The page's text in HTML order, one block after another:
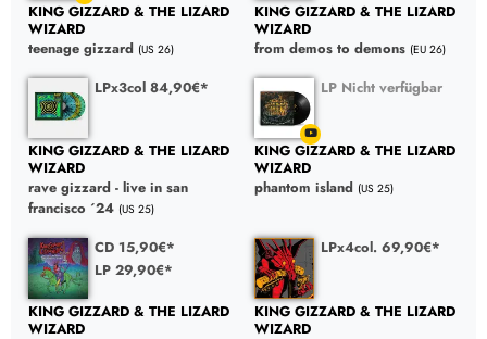
KING GIZZARD & THE LIZARD
WIZARD
teenage gizzard (US 26)
KING GIZZARD & THE LIZARD
WIZARD
from demos to demons (EU 26)
LPx3col 84,90€*
KING GIZZARD & THE LIZARD
WIZARD
rave gizzard - live in san
francisco ´24 (US 25)
LP Nicht verfügbar
KING GIZZARD & THE LIZARD
WIZARD
phantom island (US 25)
CD 15,90€*
LP 29,90€*
KING GIZZARD & THE LIZARD
WIZARD
LPx4col. 69,90€*
KING GIZZARD & THE LIZARD
WIZARD